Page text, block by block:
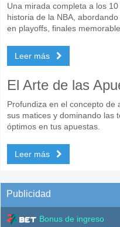
Una mirada completa a los
historia de la NBA,
en playoffs, finales
Leer más
El Arte de las
Profundiza en el concepto de
sus matices y dominando las
óptimos en tus apuestas.
Leer más
Publicidad
Bonus de ingreso